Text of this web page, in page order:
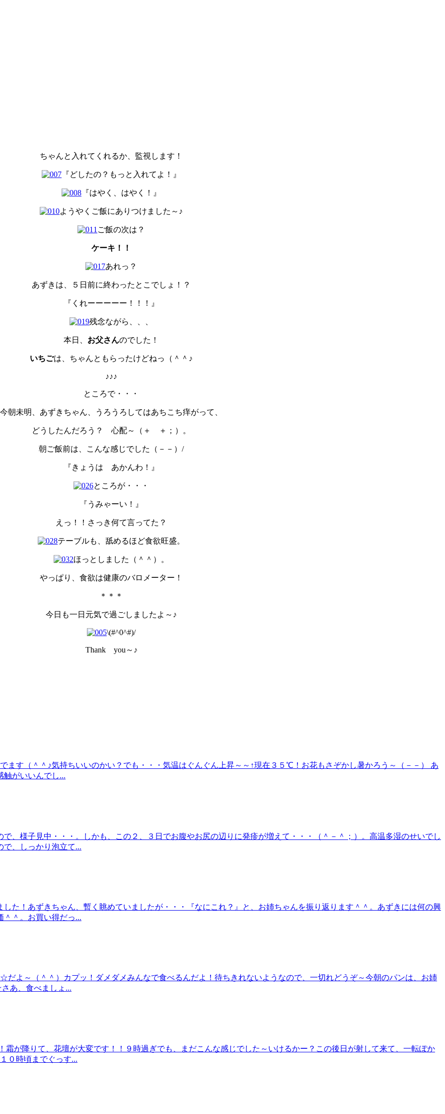
ちゃんと入れてくれるか、監視します！
『どしたの？もっと入れてよ！』
『はやく、はやく！』
ようやくご飯にありつけました～♪
ご飯の次は？
ケーキ！！
あれっ？
あずきは、５日前に終わったとこでしょ！？
『くれーーーーー！！！』
残念ながら、、、
本日、 お父さんのでした！
いちごは、ちゃんともらったけどねっ（＾＾♪
♪♪♪
ところで・・・
今朝未明、あずきちゃん、うろうろしてはあちこち痒がって、
どうしたんだろう？ 心配～（＋ ＋；）。
朝ご飯前は、こんな感じでした（－－）/
『きょうは あかんわ！』
ところが・・・
『うみゃーい！』
えっ！！さっき何て言ってた？
テーブルも、舐めるほど食欲旺盛。
ほっとしました（＾＾）。
やっぱり、食欲は健康のバロメーター！
＊＊＊
今日も一日元気で過ごしましたよ～♪
\(#^0^#)/
Thank you～♪
ます（＾＾♪気持ちいいのかい？でも・・・気温はぐんぐん上昇～～↑現在３５℃！お花もさぞかし暑かろう～（－－） あ
触がいいんでし...
、様子見中・・・。しかも、この２、３日でお腹やお尻の辺りに発疹が増えて・・・（＾－＾；）。高温多湿のせいでし
、しっかり泡立て...
た！あずきちゃん、暫く眺めていましたが・・・『なにこれ？』と、お姉ちゃんを振り返ります＾＾。あずきには何の興
＾。お買い得だっ...
よ～（＾＾）カプッ！ダメダメみんなで食べるんだよ！待ちきれないようなので、一切れどうぞ～今朝のパンは、お姉
あ、食べましょ...
が降りて、花壇が大変です！！９時過ぎでも、まだこんな感じでした～いけるかー？この後日が射して来て、一転ぽか
０時頃までぐっす...